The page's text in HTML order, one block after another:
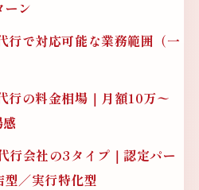
ーン
で対応可能な業務範囲（一
の料金相場｜月額10万〜
会社の3タイプ｜認定パー
型／実行特化型